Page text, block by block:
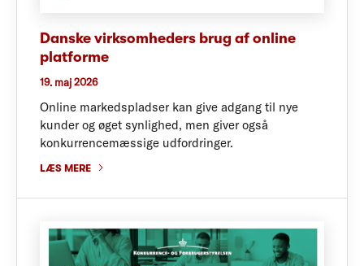
Danske virksomheders brug af online
platforme
19. maj 2026
Online markedspladser kan give adgang til nye
kunder og øget synlighed, men giver også
konkurrencemæssige udfordringer.
LÆS MERE